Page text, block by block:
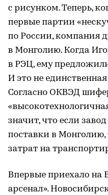
с рисунком. Теперь,
первые партии
по России, компания
в Монголию. Когда
в РЭЦ, ему
И это не
Согласно ОКВЭД
значит, что если
поставки в
затрат на
Впервые приехало
арсенал».